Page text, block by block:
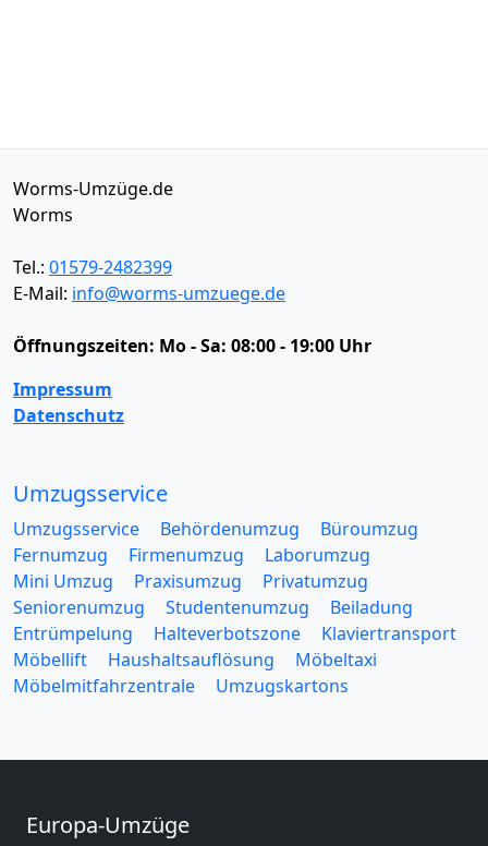
Worms-Umzüge.de
Worms
Tel.: 01579-2482399
E-Mail: info@worms-umzuege.de
Öffnungszeiten: Mo - Sa: 08:00 - 19:00 Uhr
Impressum
Datenschutz
Umzugsservice
Umzugsservice Behördenumzug
Büroumzug
Fernumzug
Firmenumzug
Laborumzug
Mini Umzug
Praxisumzug
Privatumzug
Seniorenumzug
Studentenumzug
Beiladung
Entrümpelung
Halteverbotszone
Klaviertransport
Möbellift
Haushaltsauflösung
Möbeltaxi
Möbelmitfahrzentrale
Umzugskartons
Europa-Umzüge